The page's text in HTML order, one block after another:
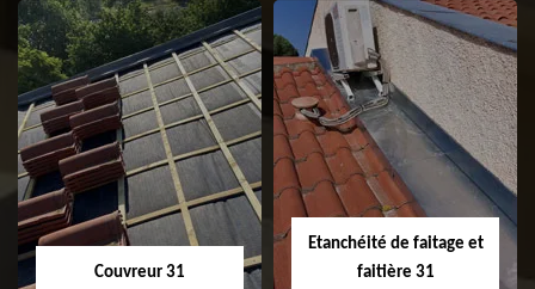
Couvreur 31
Etanchéité de faitage et
faitière 31